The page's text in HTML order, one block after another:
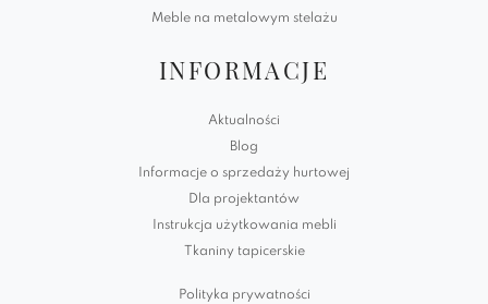
Meble na metalowym stelażu
INFORMACJE
Aktualności
Blog
Informacje o sprzedaży hurtowej
Dla projektantów
Instrukcja użytkowania mebli
Tkaniny tapicerskie
Polityka prywatności